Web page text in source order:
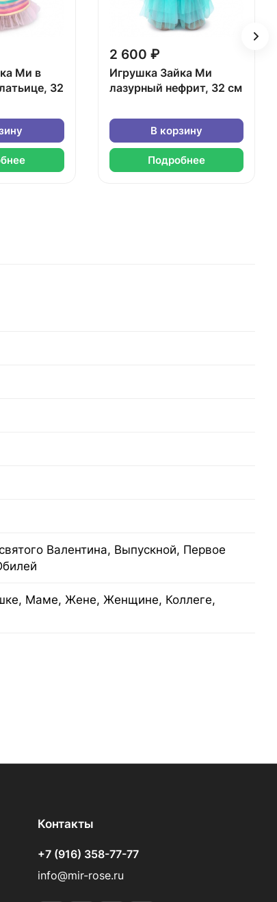
Ми в
32
2 600 ₽
Игрушка Зайка Ми
лазурный нефрит, 32 см
В корзину
Подробнее
Валентина, Выпускной, Первое
Маме, Жене, Женщине, Коллеге,
Контакты
+7 (916) 358-77-77
info@mir-rose.ru